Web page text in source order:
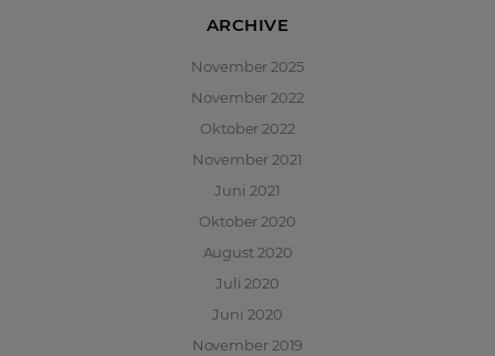
ARCHIVE
November 2025
November 2022
Oktober 2022
November 2021
Juni 2021
Oktober 2020
August 2020
Juli 2020
Juni 2020
November 2019